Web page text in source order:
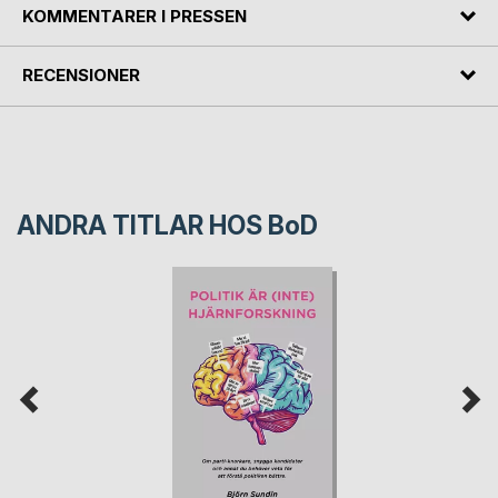
KOMMENTARER I PRESSEN
RECENSIONER
ANDRA TITLAR HOS BoD